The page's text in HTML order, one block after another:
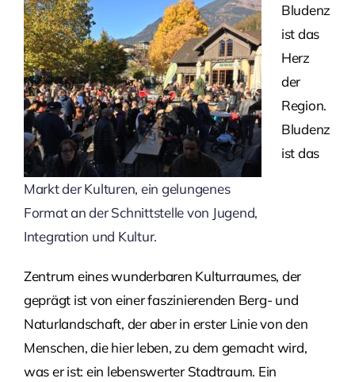
Markt der Kulturen, ein gelungenes
Format an der Schnittstelle von Jugend,
Integration und Kultur.
Bludenz
ist das
Herz
der
Region.
Bludenz
ist das
Zentrum eines wunderbaren Kulturraumes, der
geprägt ist von einer faszinierenden Berg- und
Naturlandschaft, der aber in erster Linie von den
Menschen, die hier leben, zu dem gemacht wird,
was er ist: ein lebenswerter Stadtraum. Ein